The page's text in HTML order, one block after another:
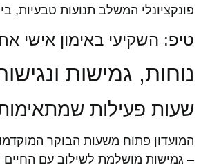
פונקציונלי המשלב תנועות טבעיות,
טיפ: השקיעי באימון
נוחות, גמישות
שעות פעילות
– גמישות מושלמת לשילוב עם החיים